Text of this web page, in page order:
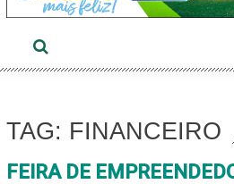
TAG: FINANCEIRO
FEIRA DE